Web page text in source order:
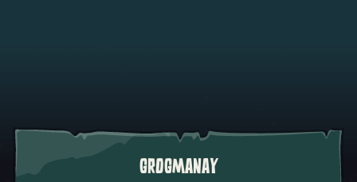
GROGMANAY